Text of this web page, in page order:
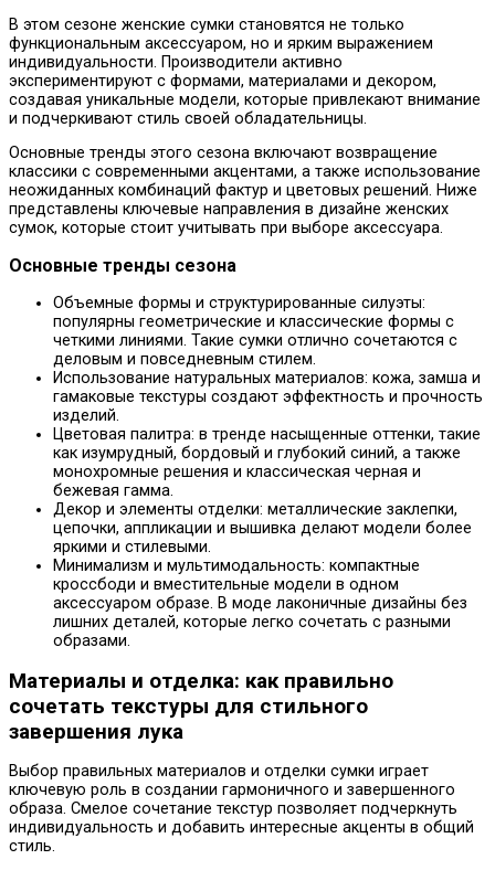
В этом сезоне женские сумки становятся не только
функциональным аксессуаром, но и ярким выражением
индивидуальности. Производители активно
экспериментируют с формами, материалами и декором,
создавая уникальные модели, которые привлекают внимание
и подчеркивают стиль своей обладательницы.
Основные тренды этого сезона включают возвращение
классики с современными акцентами, а также использование
неожиданных комбинаций фактур и цветовых решений. Ниже
представлены ключевые направления в дизайне женских
сумок, которые стоит учитывать при выборе аксессуара.
Основные тренды сезона
Объемные формы и структурированные силуэты:
популярны геометрические и классические формы с
четкими линиями. Такие сумки отлично сочетаются с
деловым и повседневным стилем.
Использование натуральных материалов: кожа, замша и
гамаковые текстуры создают эффектность и прочность
изделий.
Цветовая палитра: в тренде насыщенные оттенки, такие
как изумрудный, бордовый и глубокий синий, а также
монохромные решения и классическая черная и
бежевая гамма.
Декор и элементы отделки: металлические заклепки,
цепочки, аппликации и вышивка делают модели более
яркими и стилевыми.
Минимализм и мультимодальность: компактные
кроссбоди и вместительные модели в одном
аксессуаром образе. В моде лаконичные дизайны без
лишних деталей, которые легко сочетать с разными
образами.
Материалы и отделка: как правильно
сочетать текстуры для стильного
завершения лука
Выбор правильных материалов и отделки сумки играет
ключевую роль в создании гармоничного и завершенного
образа. Смелое сочетание текстур позволяет подчеркнуть
индивидуальность и добавить интересные акценты в общий
стиль.